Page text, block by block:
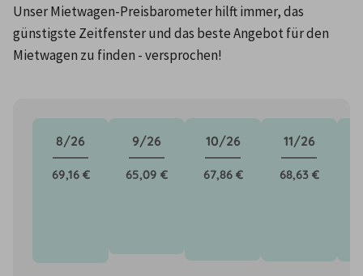
Unser Mietwagen-Preisbarometer hilft immer, das
günstigste Zeitfenster und das beste Angebot für den
Mietwagen zu finden - versprochen!
8/26
69,16 €
9/26
65,09 €
10/26
67,86 €
11/26
68,63 €